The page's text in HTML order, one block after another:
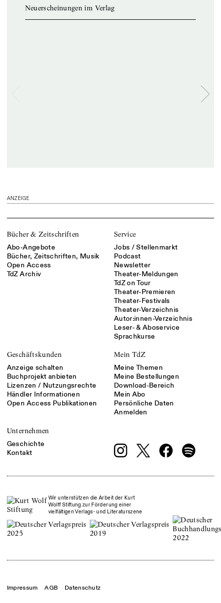
Neuerscheinungen im Verlag
ANZEIGE
Bücher & Zeitschriften
Abo-Angebote
Bücher, Zeitschriften, Musik
Open Access
TdZ Archiv
Service
Jobs / Stellenmarkt
Podcast
Newsletter
Theater-Meldungen
TdZ on Tour
Theater-Premieren
Theater-Festivals
Theater-Verzeichnis
Autor:innen-Verzeichnis
Leser- & Aboservice
Sprachkurse
Geschäftskunden
Anzeige schalten
Buchprojekt anbieten
Lizenzen / Nutzungsrechte
Händler Informationen
Open Access Publikationen
Mein TdZ
Meine Themen
Meine Bestellungen
Download-Bereich
Mein Abo
Persönliche Daten
Anmelden
Unternehmen
Geschichte
Kontakt
Wir unterstützen die Arbeit der Kurt
Wolff Stiftung zur Förderung einer
vielfältigen Verlags- und Literaturszene
Impressum AGB Datenschutz